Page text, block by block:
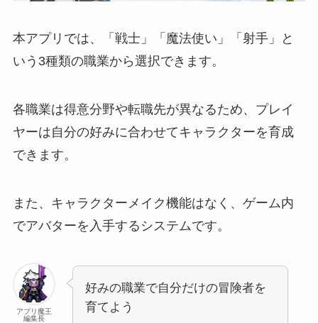
本アプリでは、「戦士」「魔法使い」「射手」と
いう3種類の職業から選択できます。
各職業は得意分野や転職先が異なるため、プレイ
ヤーは自分の好みに合わせてキャラクターを育成
できます。
また、キャラクターメイク機能はなく、ゲーム内
でアバターを入手するシステムです。
アプリ魔王
編集長
好みの職業で自分だけの冒険者を
育てよう